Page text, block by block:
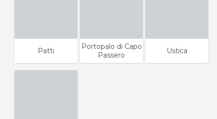
Patti
Portopalo di Capo
Passero
Ustica